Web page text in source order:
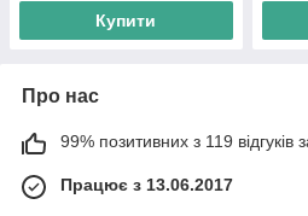
Купити
Про нас
99% позитивних з 119 відгуків
Працює з 13.06.2017